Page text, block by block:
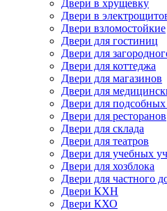
Двери в хрущевку
Двери в
Двери взломостойкие
Двери для гостиниц
Двери для
Двери для коттеджа
Двери для магазинов
Двери для
Двери для
Двери для ресторанов
Двери для склада
Двери для театров
Двери для учебных
Двери для хозблока
Двери для частного
Двери КХН
Двери КХО